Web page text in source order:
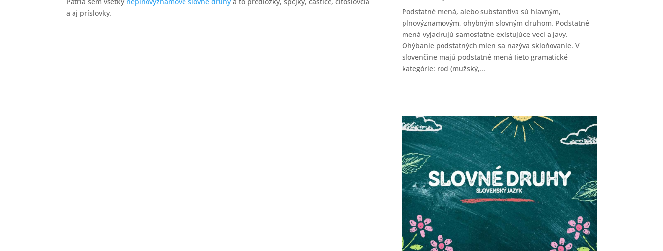
a aj príslovky.
Podstatné mená, alebo substantíva sú hlavným,
plnovýznamovým, ohybným slovným druhom. Podstatné
mená vyjadrujú samostatne existujúce veci a javy.
Ohýbanie podstatných mien sa nazýva skloňovanie. V
slovenčine majú podstatné mená tieto gramatické
kategórie: rod (mužský,...